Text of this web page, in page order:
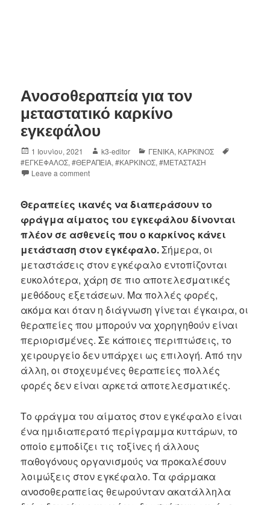
Ανοσοθεραπεία για τον
μεταστατικό καρκίνο
εγκεφάλου
1 Ιουνίου, 2021 k3-editor ΓΕΝΙΚΑ, ΚΑΡΚΙΝΟΣ
#ΕΓΚΕΦΑΛΟΣ,#ΘΕΡΑΠΕΙΑ,#ΚΑΡΚΙΝΟΣ,#ΜΕΤΑΣΤΑΣΗ
Leave a comment
Θεραπείες ικανές να διαπεράσουν το
φράγμα αίματος του εγκεφάλου δίνονται
πλέον σε ασθενείς που ο καρκίνος κάνει
μετάσταση στον εγκέφαλο.Σήμερα, οι
μεταστάσεις στον εγκέφαλο εντοπίζονται
ευκολότερα, χάρη σε πιο αποτελεσματικές
μεθόδους εξετάσεων. Μα πολλές φορές,
ακόμα και όταν η διάγνωση γίνεται έγκαιρα, οι
θεραπείες που μπορούν να χορηγηθούν είναι
περιορισμένες. Σε κάποιες περιπτώσεις, το
χειρουργείο δεν υπάρχει ως επιλογή. Από την
άλλη, οι στοχευμένες θεραπείες πολλές
φορές δεν είναι αρκετά αποτελεσματικές.
Το φράγμα του αίματος στον εγκέφαλο είναι
ένα ημιδιαπερατό περίγραμμα κυττάρων, το
οποίο εμποδίζει τις τοξίνες ή άλλους
παθογόνους οργανισμούς να προκαλέσουν
λοιμώξεις στον εγκέφαλο. Τα φάρμακα
ανοσοθεραπείας θεωρούνταν ακατάλληλα